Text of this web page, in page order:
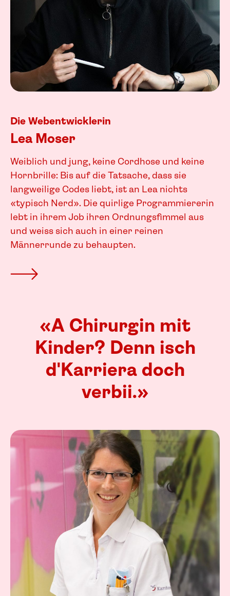
Die Webentwicklerin
Lea Moser
Weiblich und jung, keine Cordhose und keine
Hornbrille: Bis auf die Tatsache, dass sie
langweilige Codes liebt, ist an Lea nichts
«typisch Nerd». Die quirlige Programmiererin
lebt in ihrem Job ihren Ordnungsfimmel aus
und weiss sich auch in einer reinen
Männerrunde zu behaupten.
«A Chir­urgin mit
Kinder? Denn isch
d'Karriera doch
verbii.»